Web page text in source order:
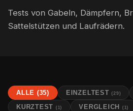
Tests von Gabeln, Dämpfern,
Sattelstützen und Laufrädern.
ALLE (35) EINZELTEST(29)
KURZTEST (1) VERGLEICH (1)